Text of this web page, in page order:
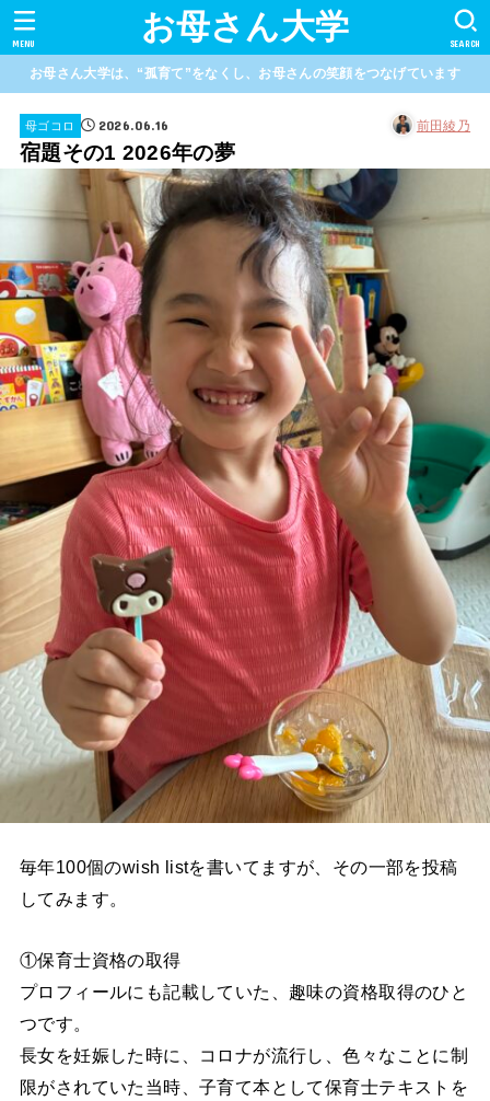
お母さん大学 SEARCH
MENU
お母さん大学は、“孤育て”をなくし、お母さんの笑顔をつなげています
母ゴコロ 2026.06.16 前田綾乃
宿題その1 2026年の夢
毎年100個のwish listを書いてますが、その一部を投稿
してみます。
①保育士資格の取得
プロフィールにも記載していた、趣味の資格取得のひと
つです。
長女を妊娠した時に、コロナが流行し、色々なことに制
限がされていた当時、子育て本として保育士テキストを